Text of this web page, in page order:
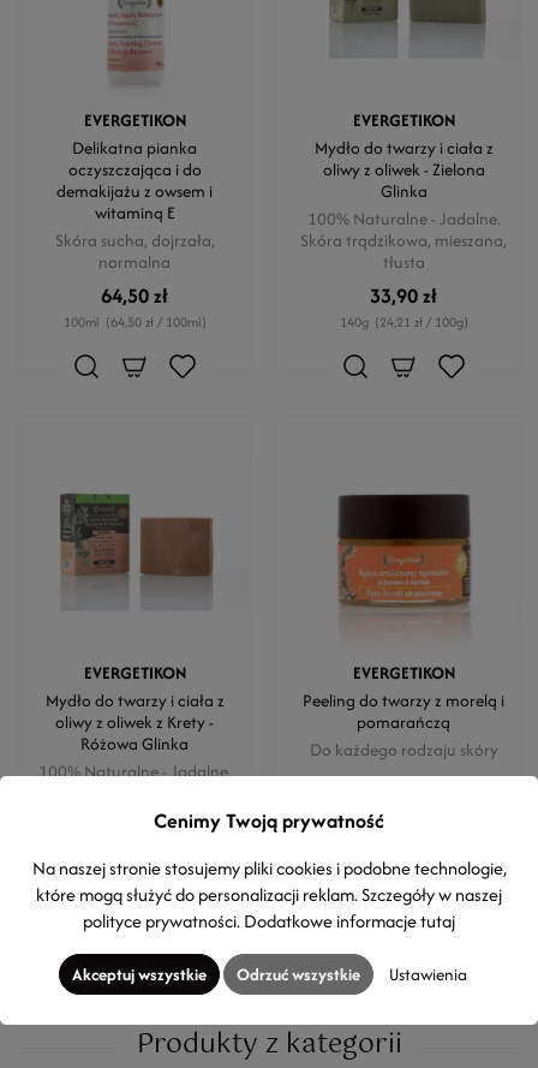
EVERGETIKON
Delikatna pianka
oczyszczająca i do
demakijażu z owsem i
witaminą E
Skóra sucha, dojrzała,
normalna
64,50 zł
100ml (64,50 zł / 100ml)
EVERGETIKON
Mydło do twarzy i ciała z
oliwy z oliwek - Zielona
Glinka
100% Naturalne - Jadalne.
Skóra trądzikowa, mieszana,
tłusta
33,90 zł
140g (24,21 zł / 100g)
EVERGETIKON
Mydło do twarzy i ciała z
oliwy z oliwek z Krety -
Różowa Glinka
100% Naturalne - Jadalne.
wymagająca regeneracji
140g (24,21 zł / 100g)
EVERGETIKON
Peeling do twarzy z morelą i
pomarańczą
Do każdego rodzaju skóry
50ml (156,00 zł / 100 ml)
Produkty z kategorii
Cenimy Twoją prywatność
Na naszej stronie stosujemy pliki cookies i podobne technologie,
które mogą służyć do personalizacji reklam. Szczegóły w naszej
polityce prywatności. Dodatkowe informacjetutaj
Akceptuj wszystkie Odrzuć wszystkie Ustawienia